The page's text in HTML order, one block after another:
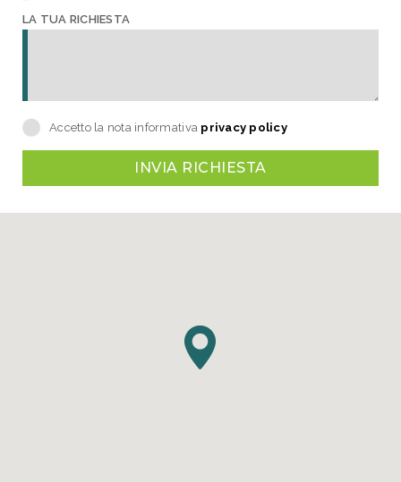
LA TUA RICHIESTA
Accetto la nota informativa privacy policy
INVIA RICHIESTA